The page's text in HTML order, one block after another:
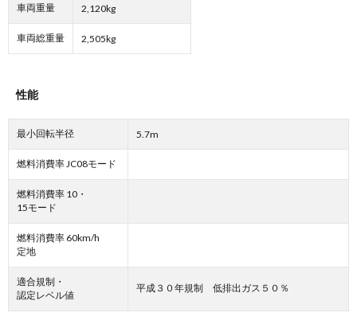
車両重量 2,120kg
車両総重量 2,505kg
性能
最小回転半径 5.7m
燃料消費率 JC08モード
燃料消費率 10・
15モード
燃料消費率 60km/h
定地
適合規制・
認定レベル値
平成３０年規制 低排出ガス５０％